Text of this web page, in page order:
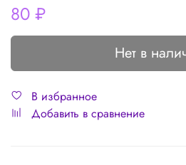
80 ₽
Нет в
В избранное
Добавить в сравнение